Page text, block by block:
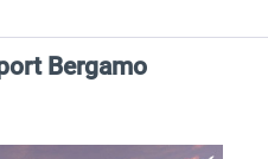
Bergamo